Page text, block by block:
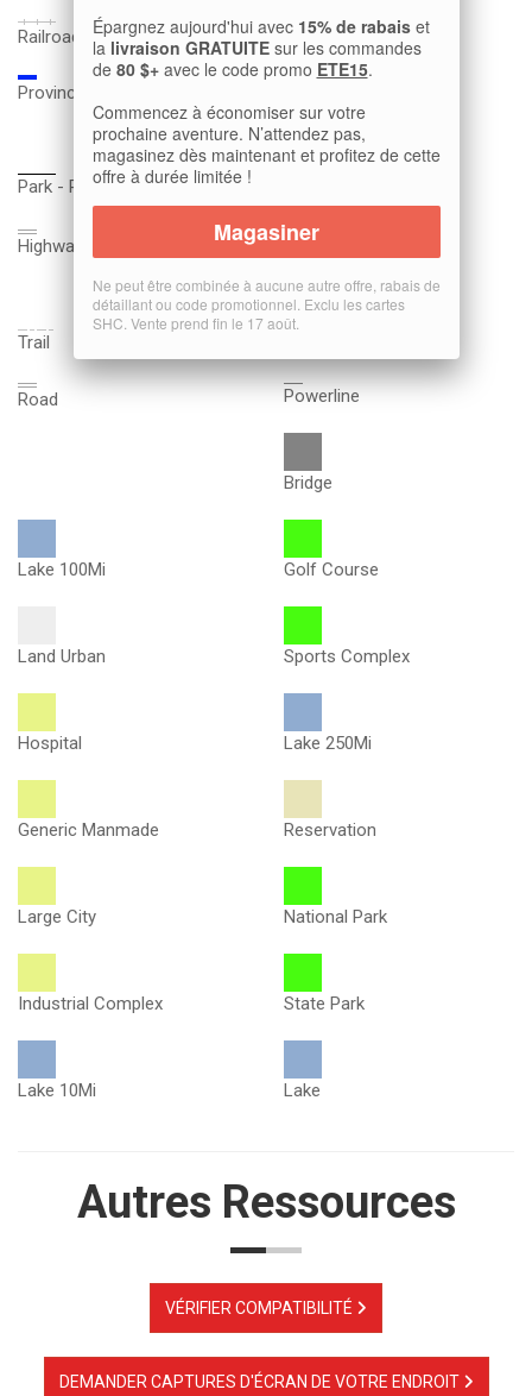
Railroad Local Trail
Provincial Trail
Stream
Park - Reserve
Highway Marine Hazard
Marine Boundary
Trail
Road Powerline
Bridge
Lake 100Mi Golf Course
Land Urban Sports Complex
Hospital Lake 250Mi
Generic Manmade Reservation
Large City National Park
Industrial Complex State Park
Lake 10Mi Lake
Autres Ressources
VÉRIFIER COMPATIBILITÉ
DEMANDER CAPTURES D'ÉCRAN DE VOTRE ENDROIT
Épargnez aujourd'hui avec 15% de rabaiset
la livraison GRATUITEsur les commandes
de 80 $+avec le code promo ETE15.
Commencez à économiser sur votre
prochaine aventure. N’attendez pas,
magasinez dès maintenant et profitez de cette
offre à durée limitée !
Magasiner
Ne peut être combinée à aucune autre offre, rabais de
détaillant ou code promotionnel. Exclu les cartes
SHC. Vente prend fin le 17 août.